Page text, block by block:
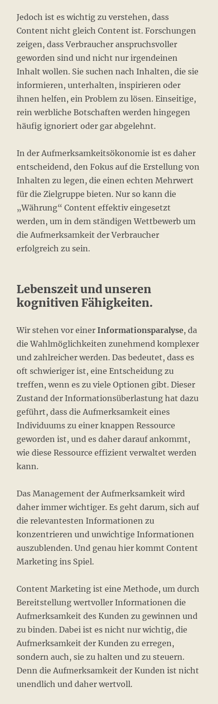
Jedoch ist es wichtig zu verstehen, dass
Content nicht gleich Content ist. Forschungen
zeigen, dass Verbraucher anspruchsvoller
geworden sind und nicht nur irgendeinen
Inhalt wollen. Sie suchen nach Inhalten, die sie
informieren, unterhalten, inspirieren oder
ihnen helfen, ein Problem zu lösen. Einseitige,
rein werbliche Botschaften werden hingegen
häufig ignoriert oder gar abgelehnt.
In der Aufmerksamkeitsökonomie ist es daher
entscheidend, den Fokus auf die Erstellung von
Inhalten zu legen, die einen echten Mehrwert
für die Zielgruppe bieten. Nur so kann die
„Währung“ Content effektiv eingesetzt
werden, um in dem ständigen Wettbewerb um
die Aufmerksamkeit der Verbraucher
erfolgreich zu sein.
Lebenszeit und unseren
kognitiven Fähigkeiten.
Wir stehen vor einerInformationsparalyse, da
die Wahlmöglichkeiten zunehmend komplexer
und zahlreicher werden. Das bedeutet, dass es
oft schwieriger ist, eine Entscheidung zu
treffen, wenn es zu viele Optionen gibt. Dieser
Zustand der Informationsüberlastung hat dazu
geführt, dass die Aufmerksamkeit eines
Individuums zu einer knappen Ressource
geworden ist, und es daher darauf ankommt,
wie diese Ressource effizient verwaltet werden
kann.
Das Management der Aufmerksamkeit wird
daher immer wichtiger. Es geht darum, sich auf
die relevantesten Informationen zu
konzentrieren und unwichtige Informationen
auszublenden. Und genau hier kommt Content
Marketing ins Spiel.
Content Marketing ist eine Methode, um durch
Bereitstellung wertvoller Informationen die
Aufmerksamkeit des Kunden zu gewinnen und
zu binden. Dabei ist es nicht nur wichtig, die
Aufmerksamkeit der Kunden zu erregen,
sondern auch, sie zu halten und zu steuern.
Denn die Aufmerksamkeit der Kunden ist nicht
unendlich und daher wertvoll.